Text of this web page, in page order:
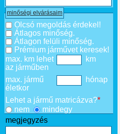
minőségi elvárásaim
Olcsó megoldás érdekel!
Átlagos minőség.
Átlagon felüli minőség.
Prémium járművet keresek!
max. km lehet
az járműben
km
max. jármű
életkor
hónap
Lehet a jármű matricázva?*
nem
mindegy
megjegyzés